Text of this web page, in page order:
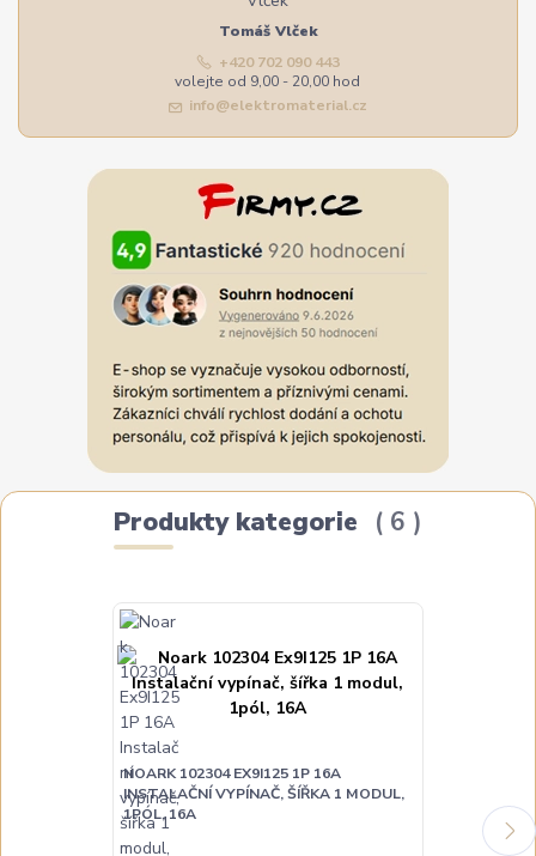
Tomáš Vlček
+420 702 090 443
volejte od 9,00 - 20,00 hod
info@elektromaterial.cz
Produkty kategorie 6
NOARK 102304 EX9I125 1P 16A
INSTALAČNÍ VYPÍNAČ, ŠÍŘKA 1 MODUL,
1PÓL, 16A
NOARK
INSTALAČNÍ
1PÓL, 25A